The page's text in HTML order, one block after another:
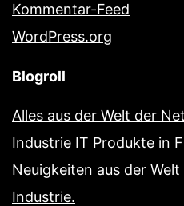
Kommentar-Feed
WordPress.org
Blogroll
Alles aus der Welt der
Industrie IT Produkte in
Neuigkeiten aus der
Industrie.